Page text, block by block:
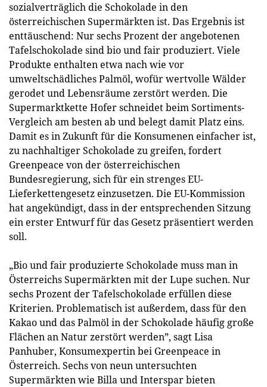
sozialverträglich die Schokolade in den
österreichischen Supermärkten ist. Das Ergebnis ist
enttäuschend: Nur sechs Prozent der angebotenen
Tafelschokolade sind bio und fair produziert. Viele
Produkte enthalten etwa nach wie vor
umweltschädliches Palmöl, wofür wertvolle Wälder
gerodet und Lebensräume zerstört werden. Die
Supermarktkette Hofer schneidet beim Sortiments-
Vergleich am besten ab und belegt damit Platz eins.
Damit es in Zukunft für die Konsumenen einfacher ist,
zu nachhaltiger Schokolade zu greifen, fordert
Greenpeace von der österreichischen
Bundesregierung, sich für ein strenges EU-
Lieferkettengesetz einzusetzen. Die EU-Kommission
hat angekündigt, dass in der entsprechenden Sitzung
ein erster Entwurf für das Gesetz präsentiert werden
soll.
„Bio und fair produzierte Schokolade muss man in
Österreichs Supermärkten mit der Lupe suchen. Nur
sechs Prozent der Tafelschokolade erfüllen diese
Kriterien. Problematisch ist außerdem, dass für den
Kakao und das Palmöl in der Schokolade häufig große
Flächen an Natur zerstört werden”, sagt Lisa
Panhuber, Konsumexpertin bei Greenpeace in
Österreich. Sechs von neun untersuchten
Supermärkten wie Billa und Interspar bieten